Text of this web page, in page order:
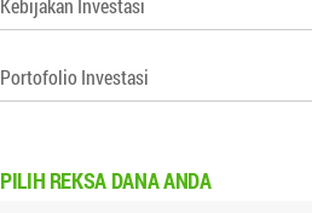
Kebijakan Investasi
Portofolio Investasi
PILIH REKSA DANA ANDA